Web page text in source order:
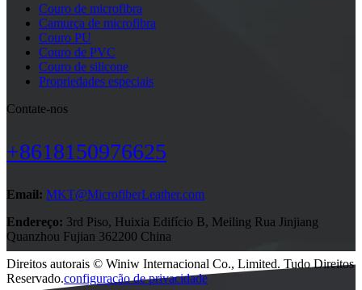
Couro de microfibra
Camurça de microfibra
Couro PU
Couro de PVC
Couro de silicone
Propriedades especiais
Contate-nos
+8618150976625
Email: MKT@MicrofiberLeather.com
Endereço: 3rd Piso, Huixia Edifício B, Meiling Rua Jinjiang
Quanzhou Fujian 362200 China
Direitos autorais © Winiw Internacional Co., Limited. Tudo Direitos
Reservado.configuração de privacidade